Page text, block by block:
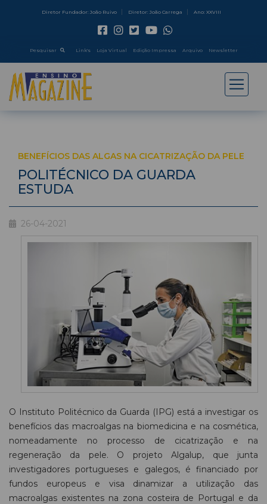
Diretor Fundador: João Ruivo Diretor: João Carrega Ano: XXVIII
Pesquisar Link's Loja Virtual Edição Impressa Arquivo Newsletter
BENEFÍCIOS DAS ALGAS NA CICATRIZAÇÃO DA PELE
POLITÉCNICO DA GUARDA
ESTUDA
26-04-2021
O Instituto Politécnico da Guarda (IPG) está a investigar os
benefícios das macroalgas na biomedicina e na cosmética,
nomeadamente no processo de cicatrização e na
regeneração da pele. O projeto Algalup, que junta
investigadores portugueses e galegos, é financiado por
fundos europeus e visa dinamizar a utilização das
macroalgas existentes na zona costeira de Portugal e da